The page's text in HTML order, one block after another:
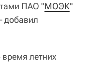
ПАО "МОЭК"
добавил
время летних